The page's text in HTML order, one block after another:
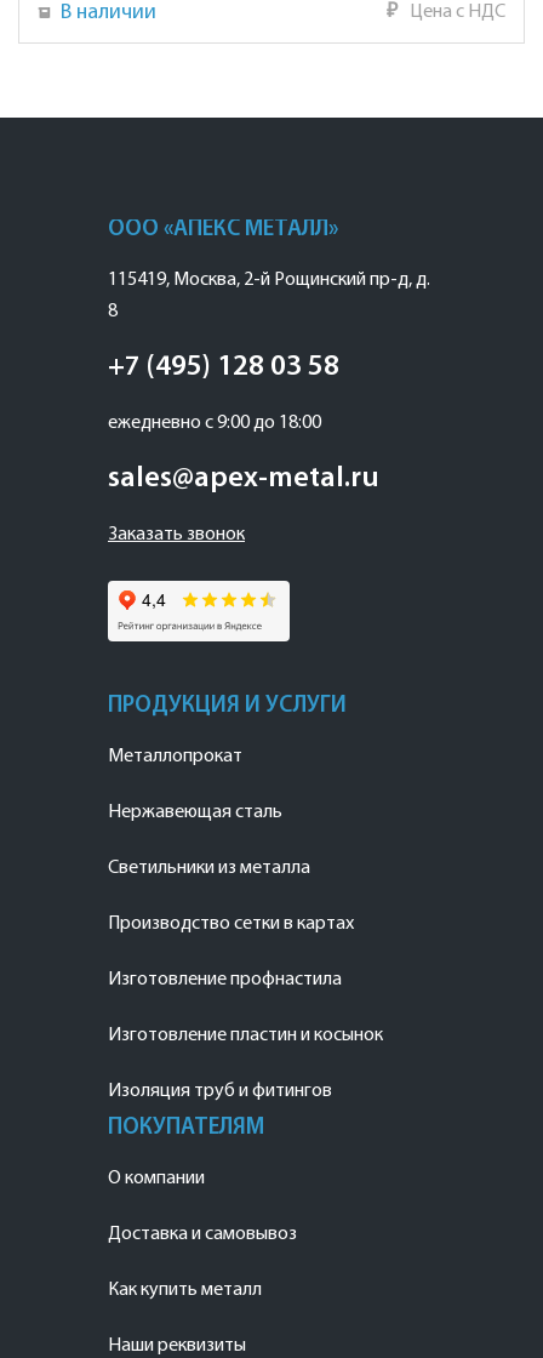
В наличии ₽ Цена с НДС
ООО «АПЕКС МЕТАЛЛ»
115419, Москва, 2-й Рощинский пр-д, д.
8
+7 (495) 128 03 58
ежедневно с 9:00 до 18:00
sales@apex-metal.ru
Заказать звонок
ПРОДУКЦИЯ И УСЛУГИ
Металлопрокат
Нержавеющая сталь
Светильники из металла
Производство сетки в картах
Изготовление профнастила
Изготовление пластин и косынок
Изоляция труб и фитингов
ПОКУПАТЕЛЯМ
О компании
Доставка и самовывоз
Как купить металл
Наши реквизиты